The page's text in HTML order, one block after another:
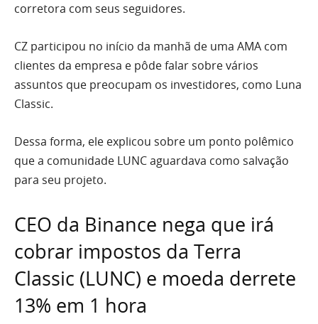
corretora com seus seguidores.
CZ participou no início da manhã de uma AMA com
clientes da empresa e pôde falar sobre vários
assuntos que preocupam os investidores, como Luna
Classic.
Dessa forma, ele explicou sobre um ponto polêmico
que a comunidade LUNC aguardava como salvação
para seu projeto.
CEO da Binance nega que irá
cobrar impostos da Terra
Classic (LUNC) e moeda derrete
13% em 1 hora